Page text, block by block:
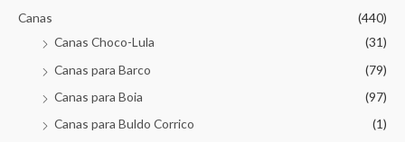
Canas
(440)
Canas Choco-Lula
(31)
Canas para Barco
(79)
Canas para Boia
(97)
Canas para Buldo Corrico
(1)